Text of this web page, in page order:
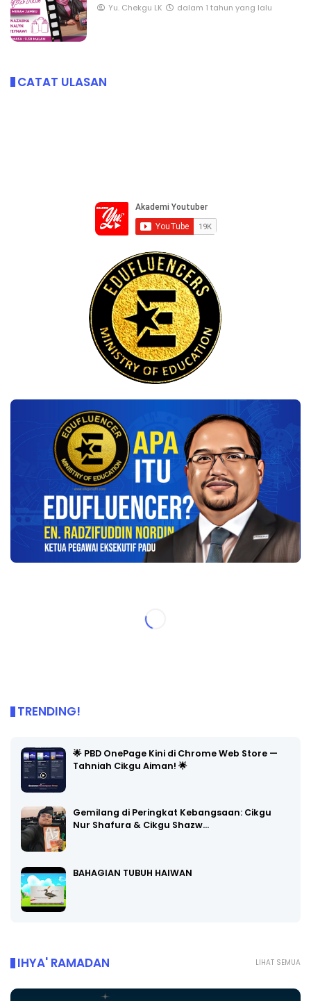
Yu. Chekgu LK dalam 1 tahun yang lalu
CATAT ULASAN
TRENDING!
🌟 PBD OnePage Kini di Chrome Web Store —
Tahniah Cikgu Aiman! 🌟
Gemilang di Peringkat Kebangsaan: Cikgu
Nur Shafura & Cikgu Shazw…
BAHAGIAN TUBUH HAIWAN
LIHAT SEMUA
IHYA' RAMADAN